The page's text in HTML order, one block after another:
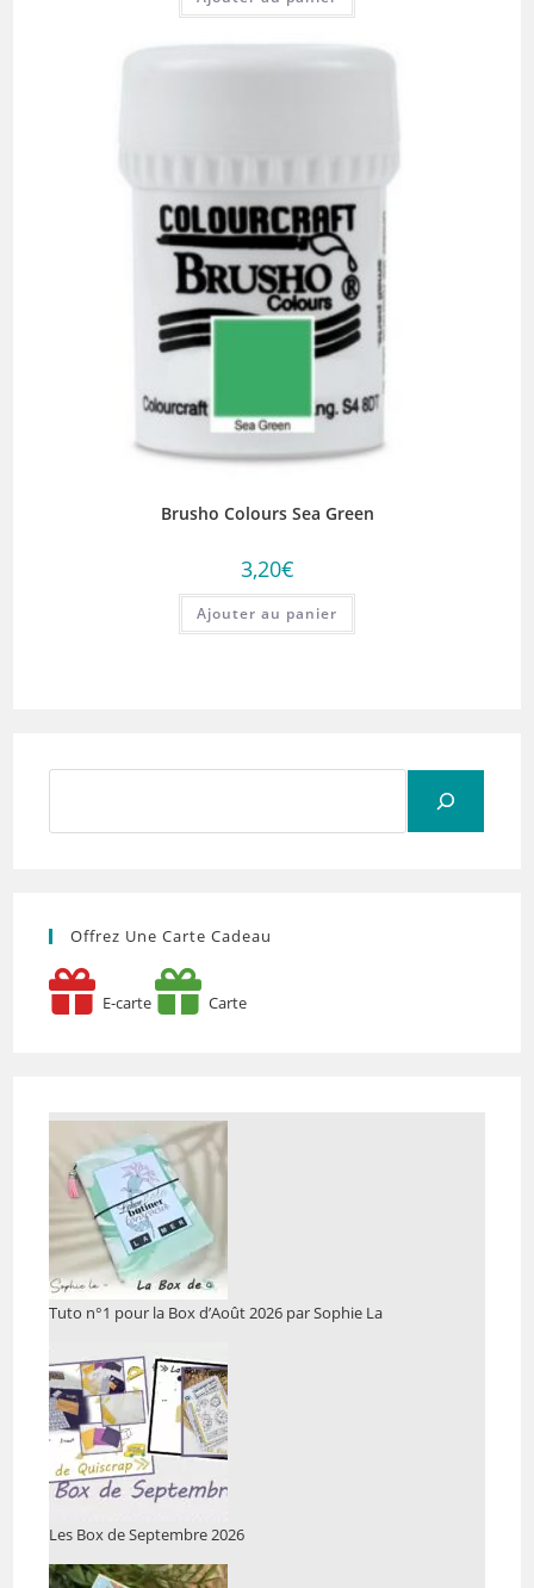
Brusho Colours Sea Green
3,20€
Ajouter au panier
Offrez Une Carte Cadeau
E-carte Carte
Tuto n°1 pour la Box d’Août 2026 par Sophie La
Les Box de Septembre 2026